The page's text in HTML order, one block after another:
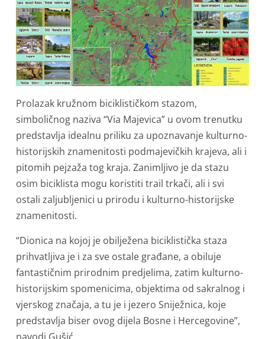
Prolazak kružnom biciklističkom stazom,
simboličnog naziva “Via Majevica” u ovom trenutku
predstavlja idealnu priliku za upoznavanje kulturno-
historijskih znamenitosti podmajevičkih krajeva, ali i
pitomih pejzaža tog kraja. Zanimljivo je da stazu
osim biciklista mogu koristiti trail trkači, ali i svi
ostali zaljubljenici u prirodu i kulturno-historijske
znamenitosti.
“Dionica na kojoj je obilježena biciklistička staza
prihvatljiva je i za sve ostale građane, a obiluje
fantastičnim prirodnim predjelima, zatim kulturno-
historijskim spomenicima, objektima od sakralnog i
vjerskog značaja, a tu je i jezero Sniježnica, koje
predstavlja biser ovog dijela Bosne i Hercegovine”,